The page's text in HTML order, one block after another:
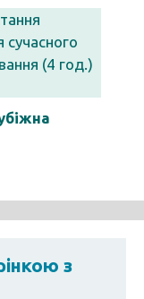
сучасного
(4 год.)
з